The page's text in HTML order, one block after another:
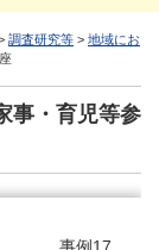
調査研究等 > 地域にお
事・育児等参